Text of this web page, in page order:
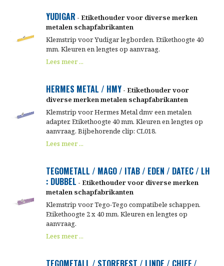
YUDIGAR - Etikethouder voor diverse merken
metalen schapfabrikanten
Klemstrip voor Yudigar legborden. Etikethoogte 40
mm. Kleuren en lengtes op aanvraag.
Lees meer ...
HERMES METAL / HMY- Etikethouder voor
diverse merken metalen schapfabrikanten
Klemstrip voor Hermes Metal dmv een metalen
adapter. Etikethoogte 40 mm. Kleuren en lengtes op
aanvraag. Bijbehorende clip: CL018.
Lees meer ...
TEGOMETALL / MAGO / ITAB / EDEN / DATEC / LH
: DUBBEL - Etikethouder voor diverse merken
metalen schapfabrikanten
Klemstrip voor Tego-Tego compatibele schappen.
Etikethoogte 2 x 40 mm. Kleuren en lengtes op
aanvraag.
Lees meer ...
TEGOMETALL / STOREBEST / LINDE / CHIEF /